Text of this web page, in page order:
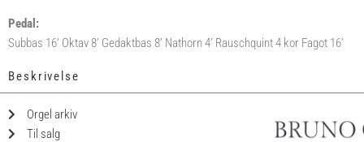
Pedal:
Subbas 16’ Oktav 8’ Gedaktbas 8’ Nathorn 4’ Rauschquint 4 kor Fagot 16’
Beskrivelse
Orgel arkiv
Til salg